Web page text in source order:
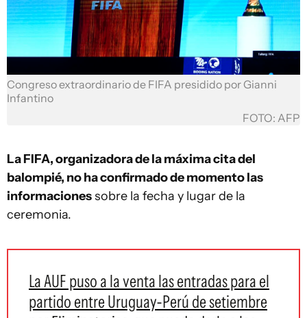
Congreso extraordinario de FIFA presidido por Gianni
Infantino
FOTO: AFP
La FIFA, organizadora de la máxima cita del
balompié, no ha confirmado de momento las
informacionessobre la fecha y lugar de la
ceremonia.
La AUF puso a la venta las entradas para el
partido entre Uruguay-Perú de setiembre